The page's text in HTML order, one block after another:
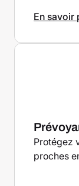
En savoir
Protégez
proches